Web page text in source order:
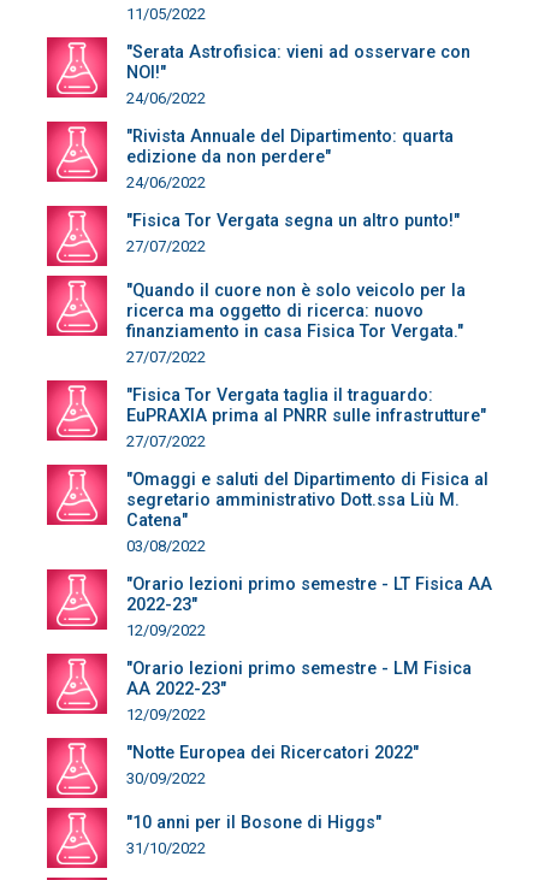
11/05/2022
"Serata Astrofisica: vieni ad osservare con
NOI!"
24/06/2022
"Rivista Annuale del Dipartimento: quarta
edizione da non perdere"
24/06/2022
"Fisica Tor Vergata segna un altro punto!"
27/07/2022
"Quando il cuore non è solo veicolo per la
ricerca ma oggetto di ricerca: nuovo
finanziamento in casa Fisica Tor Vergata."
27/07/2022
"Fisica Tor Vergata taglia il traguardo:
EuPRAXIA prima al PNRR sulle infrastrutture"
27/07/2022
"Omaggi e saluti del Dipartimento di Fisica al
segretario amministrativo Dott.ssa Liù M.
Catena"
03/08/2022
"Orario lezioni primo semestre - LT Fisica AA
2022-23"
12/09/2022
"Orario lezioni primo semestre - LM Fisica
AA 2022-23"
12/09/2022
"Notte Europea dei Ricercatori 2022"
30/09/2022
"10 anni per il Bosone di Higgs"
31/10/2022